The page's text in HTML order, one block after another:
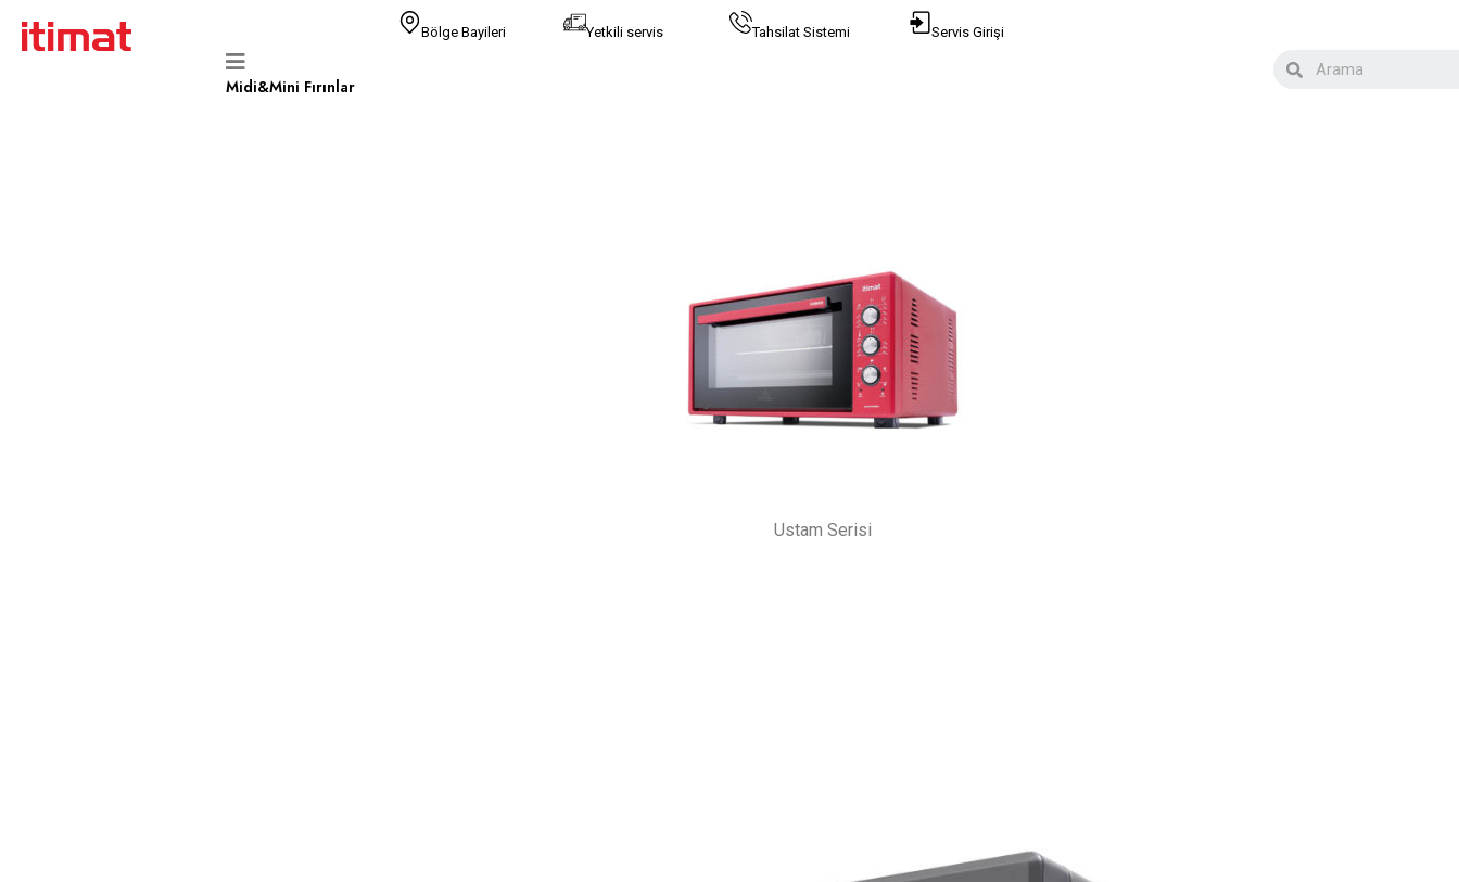
Bölge Bayileri Yetkili servis Tahsilat Sistemi Servis Girişi
Midi&Mini Fırınlar
Ustam Serisi